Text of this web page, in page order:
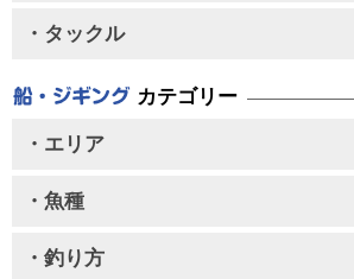
・タックル
カテゴリー
・エリア
・魚種
・釣り方